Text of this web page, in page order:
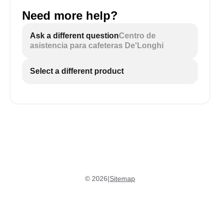
Need more help?
Ask a different questionCentro de
asistencia para cafeteras De'Longhi
Select a different product
© 2026|Sitemap